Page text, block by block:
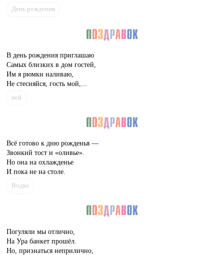
День рождения
В день рождения приглашаю
Самых близких в дом гостей,
Им я рюмки наливаю,
Не стесняйся, гость мой,...
пей
Всё готово к дню рожденья —
Звонкий тост и «оливье».
Но она на охлажденье
И пока не на столе.
Водка
Погуляли мы отлично,
На Ура банкет прошёл.
Но, признаться неприлично,